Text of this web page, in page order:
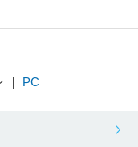
｜ PC